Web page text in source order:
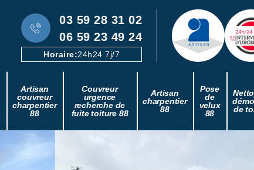
03 59 28 31 02
06 59 23 49 24
Horaire:24h24 7j/7
Artisan
couvreur
charpentier
88
Couvreur
urgence
recherche de
fuite toiture 88
Artisan
charpentier
88
Pose
de
velux
88
de